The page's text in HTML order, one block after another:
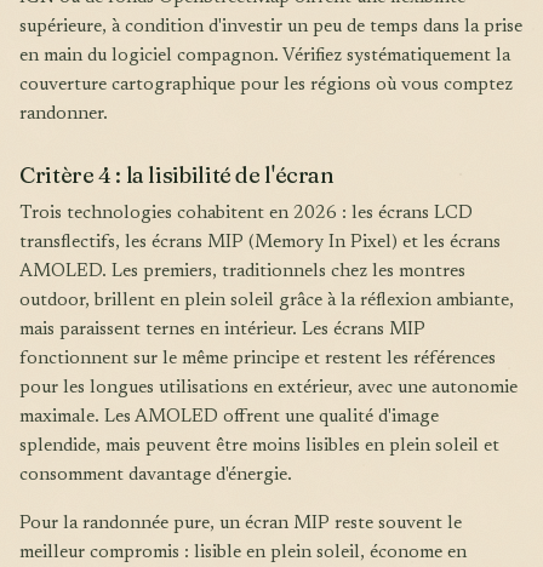
supérieure, à condition d'investir un peu de temps dans la prise
en main du logiciel compagnon. Vérifiez systématiquement la
couverture cartographique pour les régions où vous comptez
randonner.
Critère 4 : la lisibilité de l'écran
Trois technologies cohabitent en 2026 : les écrans LCD
transflectifs, les écrans MIP (Memory In Pixel) et les écrans
AMOLED. Les premiers, traditionnels chez les montres
outdoor, brillent en plein soleil grâce à la réflexion ambiante,
mais paraissent ternes en intérieur. Les écrans MIP
fonctionnent sur le même principe et restent les références
pour les longues utilisations en extérieur, avec une autonomie
maximale. Les AMOLED offrent une qualité d'image
splendide, mais peuvent être moins lisibles en plein soleil et
consomment davantage d'énergie.
Pour la randonnée pure, un écran MIP reste souvent le
meilleur compromis : lisible en plein soleil, économe en